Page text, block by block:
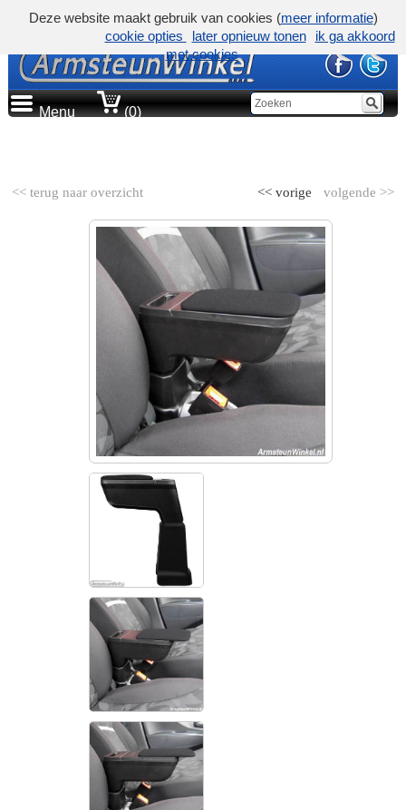
Menu (0)
<< terug naar overzicht volgende >>
<< vorige
Deze website maakt gebruik van cookies (meer informatie)
cookie opties
later opnieuw tonen
ik ga akkoord
met cookies